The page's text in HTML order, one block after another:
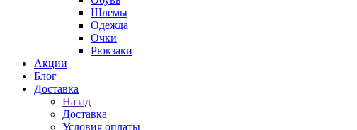
Шлемы
Одежда
Очки
Рюкзаки
Акции
Блог
Доставка
Назад
Доставка
Условия оплаты